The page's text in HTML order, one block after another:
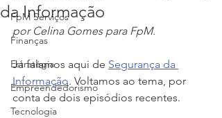
FpM Serviços
Finanças
Estratégia
Empreendedorismo
Tecnologia
da Informação
por Celina Gomes para FpM.
Já falamos aqui de Segurança da
Informação. Voltamos ao tema, por
conta de dois episódios recentes.